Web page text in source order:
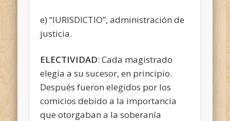
e) “IURISDICTIO”, administración de
justicia.
ELECTIVIDAD: Cada magistrado
elegía a su sucesor, en principio.
Después fueron elegidos por los
comicios debido a la importancia
que otorgaban a la soberanía